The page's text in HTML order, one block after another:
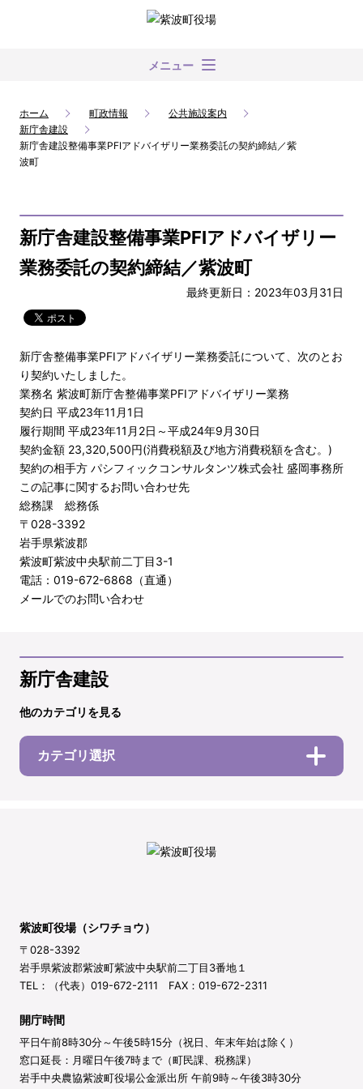
メニュー
ホーム 町政情報
公共施設案内
新庁舎建設
新庁舎建設整備事業PFIアドバイザリー業務委託の契約締結／紫
波町
新庁舎建設整備事業PFIアドバイザリー
業務委託の契約締結／紫波町
最終更新日：2023年03月31日
新庁舎整備事業PFIアドバイザリー業務委託について、次のとお
り契約いたしました。
業務名 紫波町新庁舎整備事業PFIアドバイザリー業務
契約日 平成23年11月1日
履行期間 平成23年11月2日～平成24年9月30日
契約金額 23,320,500円(消費税額及び地方消費税額を含む。)
契約の相手方 パシフィックコンサルタンツ株式会社 盛岡事務所
この記事に関するお問い合わせ先
総務課 総務係
〒028-3392
岩手県紫波郡
紫波町紫波中央駅前二丁目3-1
電話：019-672-6868（直通）
メールでのお問い合わせ
新庁舎建設
他のカテゴリを見る
カテゴリ選択
紫波町役場（シワチョウ）
〒028-3392
岩手県紫波郡紫波町紫波中央駅前二丁目3番地１
TEL：（代表）019-672-2111 FAX：019-672-2311
開庁時間
平日午前8時30分～午後5時15分（祝日、年末年始は除く）
窓口延長：月曜日午後7時まで（町民課、税務課）
岩手中央農協紫波町役場公金派出所 午前9時～午後3時30分